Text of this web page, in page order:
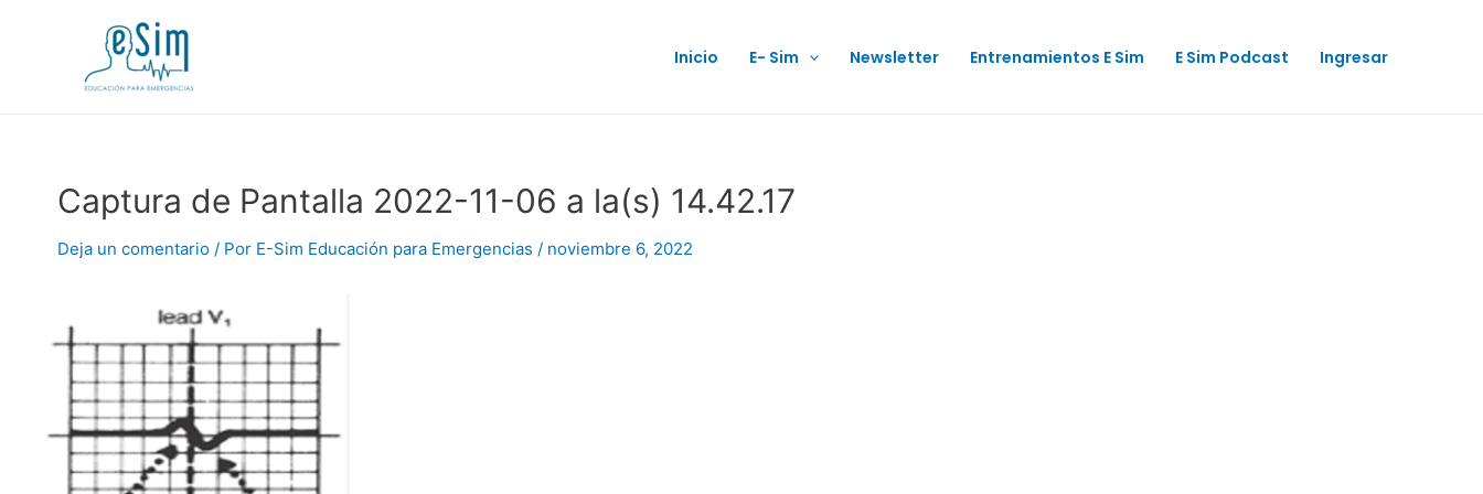
Inicio E- Sim Newsletter Entrenamientos E Sim E Sim Podcast Ingresar
Captura de Pantalla 2022-11-06 a la(s) 14.42.17
Deja un comentario / Por E-Sim Educación para Emergencias / noviembre 6, 2022